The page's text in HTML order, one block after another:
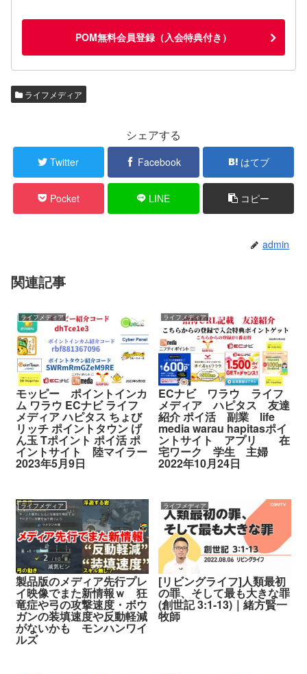
POM無料会員登録（入会特典付き）
ライフメディア
シェアする
Twitter Facebook はてブ
Pocket LINE コピー
admin
関連記事
ライフメディア
モッピー ポイントインカ
ム ワラウ ECナビ ライフ
メディア ハピタス ちょび
リッチ ポイントタウン げ
ん玉 Tポイント ポイ活 ポ
イントサイト 陸マイラー
2023年5月9日
ライフメディア
ECナビ ワラウ ライフ
メディア ハピタス 友達
紹介 ポイ活 副業 life
media warau hapitasポイ
ントサイト アプリ 在
宅ワーク 学生 主婦
2022年10月24日
ライフメディア
製品版のメディア先行プレ
イ映像でまた新情報ｗ 狂
竜症や弓の攻撃速度・ボウ
ガンの装填速度や反動軽減
がないかも モンハンワイ
ルズ
ライフメディア
[リビングライフ]人類最初
の罪、そして最も大きな罪
(創世記 3:1-13)｜緒方賢一
牧師